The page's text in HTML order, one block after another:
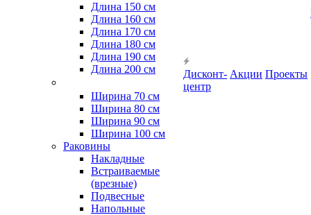
Длина 150 см
Длина 160 см
Длина 170 см
Длина 180 см
Длина 190 см
Длина 200 см
Ширина 70 см
Ширина 80 см
Ширина 90 см
Ширина 100 см
Раковины
Накладные
Встраиваемые
(врезные)
Подвесные
Напольные
Дисконт-
центр
Акции Проекты